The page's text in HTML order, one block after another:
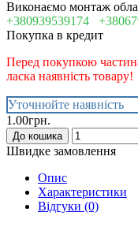
Виконаємо монтаж
+380939539174
Покупка в кредит
Перед покупкою
ласка наявність товару!
Уточнюйте наявність
1.00грн.
До кошика
Швидке замовлення
Опис
Характеристики
Відгуки (0)